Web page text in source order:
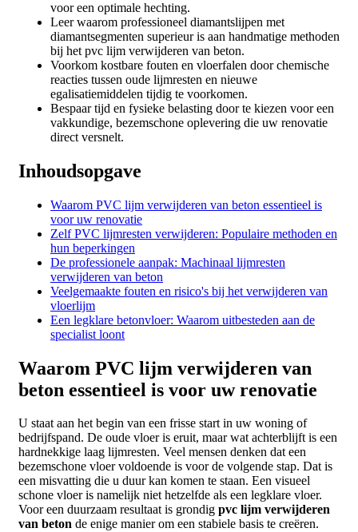
voor een optimale hechting.
Leer waarom professioneel diamantslijpen met
diamantsegmenten superieur is aan handmatige methoden
bij het pvc lijm verwijderen van beton.
Voorkom kostbare fouten en vloerfalen door chemische
reacties tussen oude lijmresten en nieuwe
egalisatiemiddelen tijdig te voorkomen.
Bespaar tijd en fysieke belasting door te kiezen voor een
vakkundige, bezemschone oplevering die uw renovatie
direct versnelt.
Inhoudsopgave
Waarom PVC lijm verwijderen van beton essentieel is
voor uw renovatie
Zelf PVC lijmresten verwijderen: Populaire methoden en
hun beperkingen
De professionele aanpak: Machinaal lijmresten
verwijderen van beton
Veelgemaakte fouten en risico's bij het verwijderen van
vloerlijm
Een legklare betonvloer: Waarom uitbesteden aan de
specialist loont
Waarom PVC lijm verwijderen van
beton essentieel is voor uw renovatie
U staat aan het begin van een frisse start in uw woning of
bedrijfspand. De oude vloer is eruit, maar wat achterblijft is een
hardnekkige laag lijmresten. Veel mensen denken dat een
bezemschone vloer voldoende is voor de volgende stap. Dat is
een misvatting die u duur kan komen te staan. Een visueel
schone vloer is namelijk niet hetzelfde als een legklare vloer.
Voor een duurzaam resultaat is grondig pvc lijm verwijderen
van beton de enige manier om een stabiele basis te creëren.